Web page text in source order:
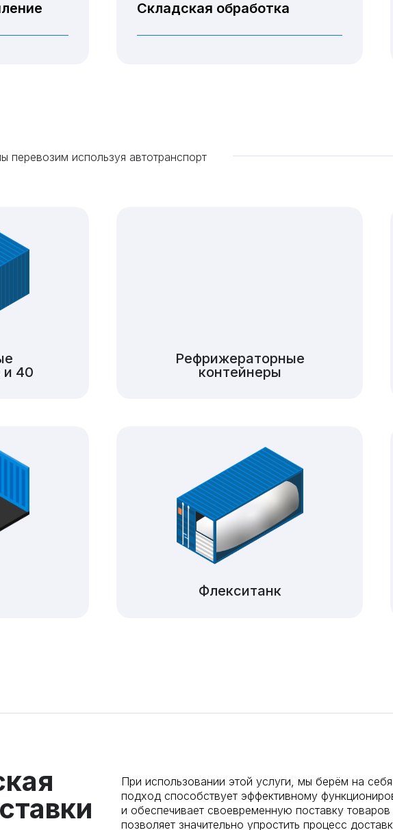
Складская обработка
Палитирование
перевозим используя автотранспорт
Рефрижераторные
контейнеры
и 40
Флекситанк
При использовании этой услуги, мы берём на
подход способствует эффективному
и обеспечивает своевременную поставку
позволяет значительно упростить процесс